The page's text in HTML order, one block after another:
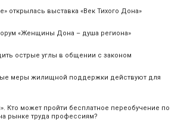
открылась выставка «Век Тихого Дона»
«Женщины Дона – душа региона»
острые углы в общении с законом
меры жилищной поддержки действуют для
Кто может пройти бесплатное переобучение по
рынке труда профессиям?